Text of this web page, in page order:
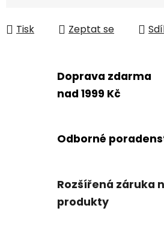
Tisk Zeptat se
Doprava zdarma
nad 1999 Kč
Odborné
Rozšířená záruka
produkty